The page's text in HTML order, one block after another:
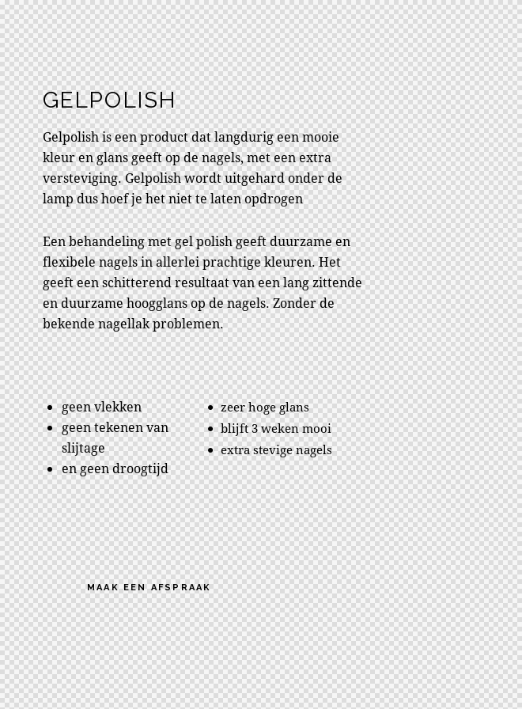
GELPOLISH
Gelpolish is een product dat langdurig een mooie
kleur en glans geeft op de nagels, met een extra
versteviging. Gelpolish wordt uitgehard onder de
lamp dus hoef je het niet te laten opdrogen
Een behandeling met gel polish geeft duurzame en
flexibele nagels in allerlei prachtige kleuren. Het
geeft een schitterend resultaat van een lang zittende
en duurzame hoogglans op de nagels. Zonder de
bekende nagellak problemen.
geen vlekken
geen tekenen van
slijtage
en geen droogtijd
zeer hoge glans
blijft 3 weken mooi
extra stevige nagels
MAAK EEN AFSPRAAK